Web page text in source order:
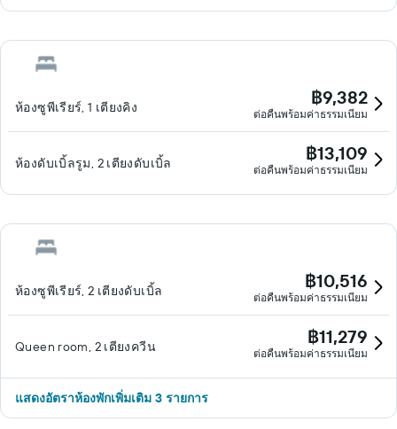
ห้องซูพีเรียร์, 1 เตียงคิง ฿9,382
ต่อคืนพร้อมค่าธรรมเนียม
ห้องดับเบิ้ลรูม, 2 เตียงดับเบิ้ล ฿13,109
ต่อคืนพร้อมค่าธรรมเนียม
ห้องซูพีเรียร์, 2 เตียงดับเบิ้ล ฿10,516
ต่อคืนพร้อมค่าธรรมเนียม
Queen room, 2 เตียงควีน ฿11,279
ต่อคืนพร้อมค่าธรรมเนียม
แสดงอัตราห้องพักเพิ่มเติม 3 รายการ